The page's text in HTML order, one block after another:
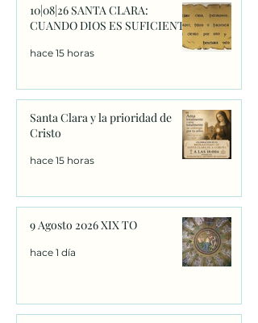
10|08|26 SANTA CLARA:
CUANDO DIOS ES SUFICIENTE
hace 15 horas
Santa Clara y la prioridad de
Cristo
hace 15 horas
9 Agosto 2026 XIX TO
hace 1 día